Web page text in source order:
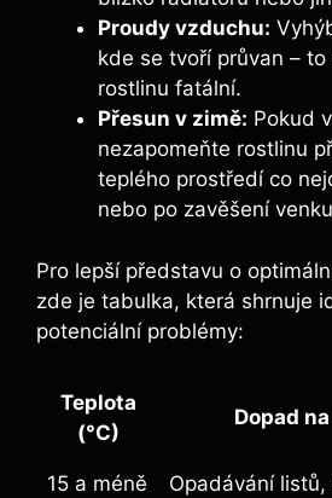
Proudy vzduchu:
kde se tvoří průvan –
rostlinu fatální.
Přesun v zimě: Pokud
nezapomeňte rostlinu
teplého prostředí co
nebo po zavěšení
Pro lepší představu o
zde je tabulka, která shrnuje
potenciální problémy:
Teplota
(°C)
Dopad
15 a méně Opadávání